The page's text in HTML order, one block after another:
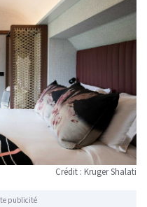
Crédit : Kruger Shalati
publicité